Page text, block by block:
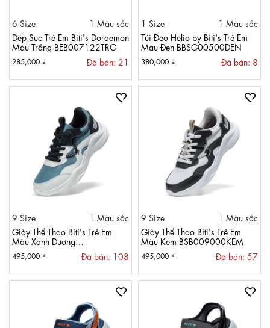
6 Size
1 Màu sắc
Dép Sục Trẻ Em Biti's Doraemon
Màu Trắng BEB007122TRG
285,000 ₫ Đã bán: 21
1 Size
1 Màu sắc
Túi Đeo Helio by Biti's Trẻ Em
Màu Đen BBSG00500DEN
380,000 ₫ Đã bán: 8
9 Size
1 Màu sắc
Giày Thể Thao Biti's Trẻ Em
Màu Xanh Dương
BSB009000XDG
495,000 ₫ Đã bán: 108
9 Size
1 Màu sắc
Giày Thể Thao Biti's Trẻ Em
Màu Kem BSB009000KEM
495,000 ₫ Đã bán: 57